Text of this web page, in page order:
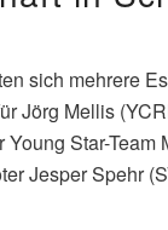
sich mehrere
Jörg Mellis
Star-
Jesper Spehr